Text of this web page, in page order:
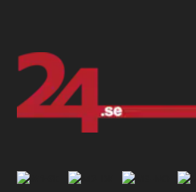
- Operativsystem: Android 10.0
- Anslutning: Bluetooth 5.0, Wi-Fi,
- Batterikapacitet: 6000 mAh
- RAM: 4GB
- Färg: Svart